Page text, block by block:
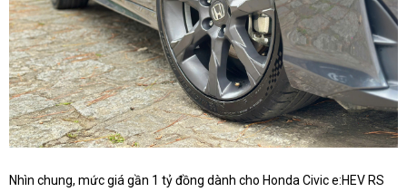
Nhìn chung, mức giá gần 1 tỷ đồng dành cho Honda Civic e:HEV RS